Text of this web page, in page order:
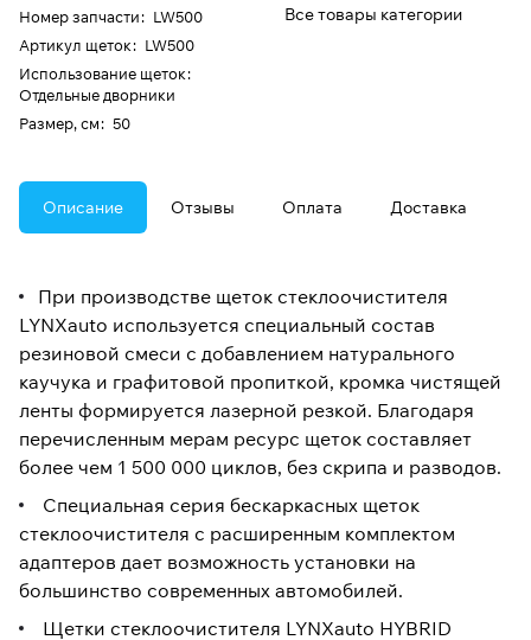
Номер запчасти: LW500
Артикул щеток: LW500
Использование щеток:
Отдельные дворники
Размер, см: 50
Все товары категории
Описание Отзывы Оплата Доставка
При производстве щеток стеклоочистителя
LYNXauto используется специальный состав
резиновой смеси с добавлением натурального
каучука и графитовой пропиткой, кромка чистящей
ленты формируется лазерной резкой. Благодаря
перечисленным мерам ресурс щеток составляет
более чем 1 500 000 циклов, без скрипа и разводов.
Специальная серия бескаркасных щеток
стеклоочистителя с расширенным комплектом
адаптеров дает возможность установки на
большинство современных автомобилей.
Щетки стеклоочистителя LYNXauto HYBRID